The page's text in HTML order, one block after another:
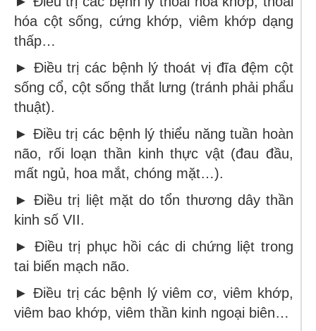
hóa cột sống, cứng khớp, viêm khớp dạng
thấp…
► Điều trị các bệnh lý thoát vị đĩa đệm cột
sống cổ, cột sống thắt lưng (tránh phải phẩu
thuật).
► Điều trị các bệnh lý thiểu năng tuần hoàn
não, rối loạn thần kinh thực vật (đau đầu,
mất ngủ, hoa mắt, chóng mặt…).
► Điều trị liệt mặt do tổn thương dây thần
kinh số VII.
► Điều trị phục hồi các di chứng liệt trong
tai biến mạch não.
► Điều trị các bệnh lý viêm cơ, viêm khớp,
viêm bao khớp, viêm thần kinh ngoại biên…